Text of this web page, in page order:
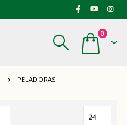
0
PELADORAS